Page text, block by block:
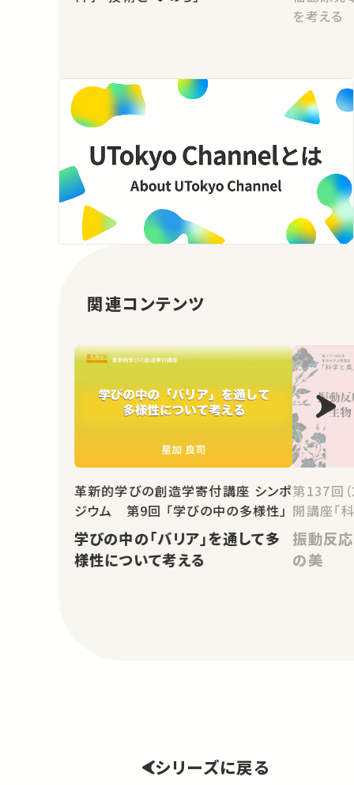
を考える
関連コンテンツ
革新的学びの創造学寄付講座 シンポ
ジウム 第9回 「学びの中の多様性」
学びの中の「バリア」を通して多
様性について考える
第137回
開講座「
振動反
の美
シリーズに戻る